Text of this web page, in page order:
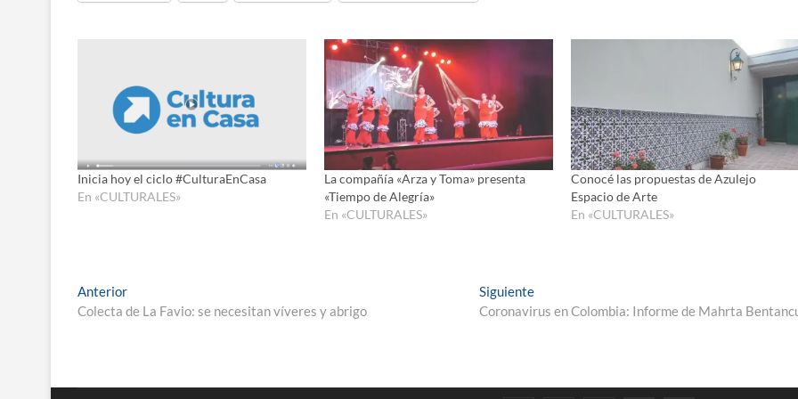
Inicia hoy el ciclo #CulturaEnCasa
En «CULTURALES»
La compañía «Arza y Toma» presenta
«Tiempo de Alegría»
En «CULTURALES»
Conocé las propuestas de Azulejo
Espacio de Arte
En «CULTURALES»
Navegación
de
AnteriorEntrada
anterior:
Colecta de La Favio: se necesitan víveres y abrigo
SiguienteEntrada
siguiente:
Coronavirus en Colombia: Informe de Mahrta